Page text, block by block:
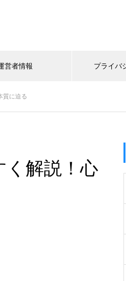
営者情報 プライバ
質に迫る
く解説！心